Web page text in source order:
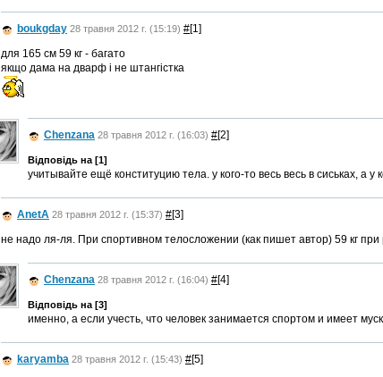
boukgday 28 травня 2012 г. (15:19) #[1]
для 165 см 59 кг - багато
якщо дама на дварф і не штангістка
Chenzana 28 травня 2012 г. (16:03) #[2]
Відповідь на [1]
учитывайте ещё конституцию тела. у кого-то весь весь в сиськах, а у
AnetA 28 травня 2012 г. (15:37) #[3]
не надо ля-ля. При спортивном телосложении (как пишет автор) 59 кг
Chenzana 28 травня 2012 г. (16:04) #[4]
Відповідь на [3]
именно, а если учесть, что человек занимается спортом и имеет
karyamba 28 травня 2012 г. (15:43) #[5]